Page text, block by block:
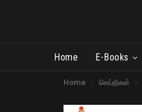
Home E-Books
Home செய்திகள்